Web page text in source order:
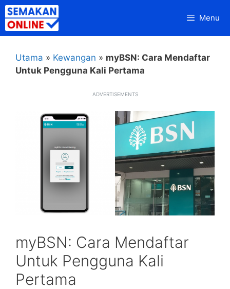
Skip
to
content
Menu
Utama » Kewangan » myBSN: Cara Mendaftar
Untuk Pengguna Kali Pertama
ADVERTISEMENTS
myBSN: Cara Mendaftar
Untuk Pengguna Kali
Pertama